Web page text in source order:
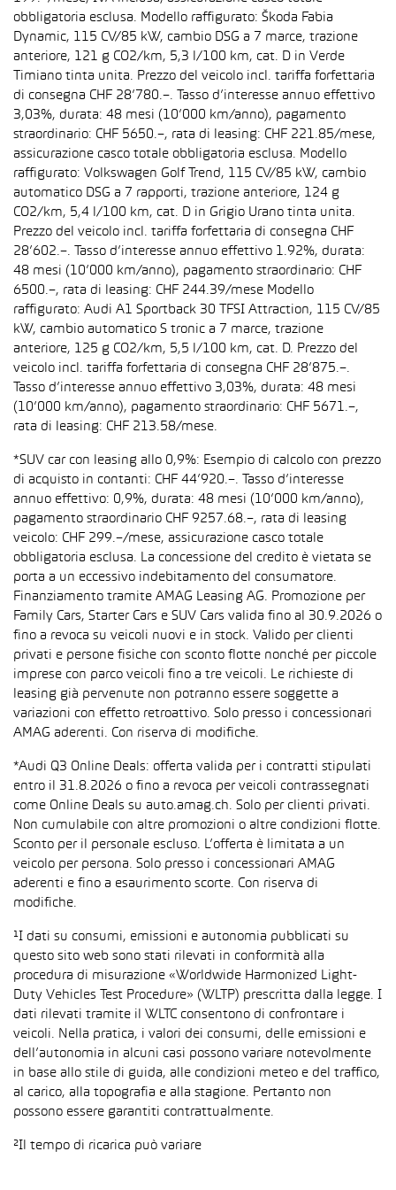
obbligatoria esclusa. Modello raffigurato: Škoda Fabia
Dynamic, 115 CV/85 kW, cambio DSG a 7 marce, trazione
anteriore, 121 g CO2/km, 5,3 l/100 km, cat. D in Verde
Timiano tinta unita. Prezzo del veicolo incl. tariffa forfettaria
di consegna CHF 28’780.–. Tasso d’interesse annuo effettivo
3,03%, durata: 48 mesi (10’000 km/anno), pagamento
straordinario: CHF 5650.–, rata di leasing: CHF 221.85/mese,
assicurazione casco totale obbligatoria esclusa. Modello
raffigurato: Volkswagen Golf Trend, 115 CV/85 kW, cambio
automatico DSG a 7 rapporti, trazione anteriore, 124 g
CO2/km, 5,4 l/100 km, cat. D in Grigio Urano tinta unita.
Prezzo del veicolo incl. tariffa forfettaria di consegna CHF
28’602.–. Tasso d’interesse annuo effettivo 1.92%, durata:
48 mesi (10’000 km/anno), pagamento straordinario: CHF
6500.–, rata di leasing: CHF 244.39/mese Modello
raffigurato: Audi A1 Sportback 30 TFSI Attraction, 115 CV/85
kW, cambio automatico S tronic a 7 marce, trazione
anteriore, 125 g CO2/km, 5,5 l/100 km, cat. D. Prezzo del
veicolo incl. tariffa forfettaria di consegna CHF 28’875.–.
Tasso d’interesse annuo effettivo 3,03%, durata: 48 mesi
(10’000 km/anno), pagamento straordinario: CHF 5671.–,
rata di leasing: CHF 213.58/mese.
*SUV car con leasing allo 0,9%: Esempio di calcolo con prezzo
di acquisto in contanti: CHF 44’920.–. Tasso d’interesse
annuo effettivo: 0,9%, durata: 48 mesi (10’000 km/anno),
pagamento straordinario CHF 9257.68.–, rata di leasing
veicolo: CHF 299.–/mese, assicurazione casco totale
obbligatoria esclusa. La concessione del credito è vietata se
porta a un eccessivo indebitamento del consumatore.
Finanziamento tramite AMAG Leasing AG. Promozione per
Family Cars, Starter Cars e SUV Cars valida fino al 30.9.2026 o
fino a revoca su veicoli nuovi e in stock. Valido per clienti
privati e persone fisiche con sconto flotte nonché per piccole
imprese con parco veicoli fino a tre veicoli. Le richieste di
leasing già pervenute non potranno essere soggette a
variazioni con effetto retroattivo. Solo presso i concessionari
AMAG aderenti. Con riserva di modifiche.
*Audi Q3 Online Deals: offerta valida per i contratti stipulati
entro il 31.8.2026 o fino a revoca per veicoli contrassegnati
come Online Deals su auto.amag.ch. Solo per clienti privati.
Non cumulabile con altre promozioni o altre condizioni flotte.
Sconto per il personale escluso. L’offerta è limitata a un
veicolo per persona. Solo presso i concessionari AMAG
aderenti e fino a esaurimento scorte. Con riserva di
modifiche.
¹I dati su consumi, emissioni e autonomia pubblicati su
questo sito web sono stati rilevati in conformità alla
procedura di misurazione «Worldwide Harmonized Light-
Duty Vehicles Test Procedure» (WLTP) prescritta dalla legge. I
dati rilevati tramite il WLTC consentono di confrontare i
veicoli. Nella pratica, i valori dei consumi, delle emissioni e
dell’autonomia in alcuni casi possono variare notevolmente
in base allo stile di guida, alle condizioni meteo e del traffico,
al carico, alla topografia e alla stagione. Pertanto non
possono essere garantiti contrattualmente.
²Il tempo di ricarica può variare